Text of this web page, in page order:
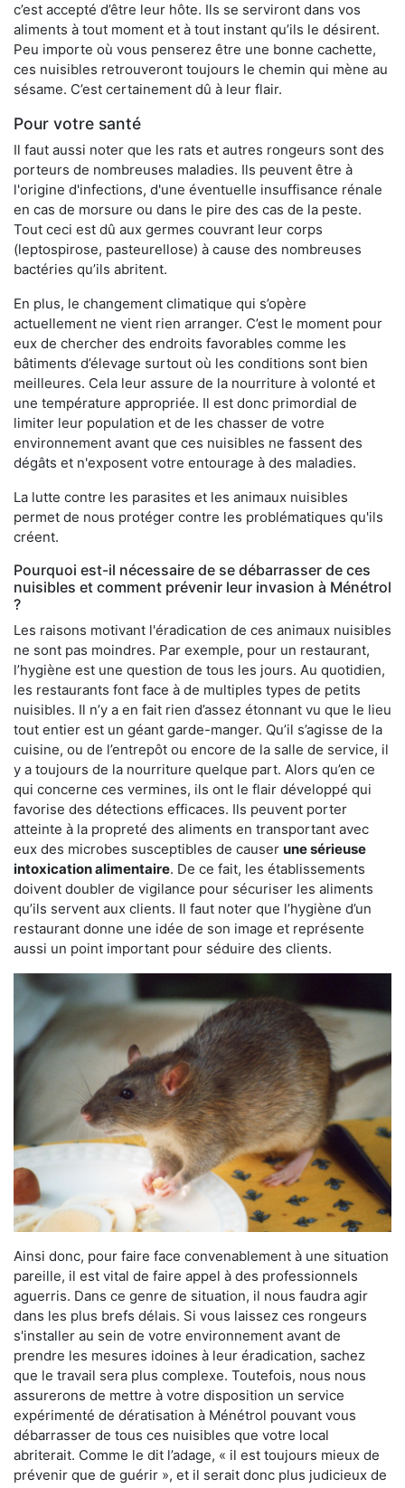
c’est accepté d’être leur hôte. Ils se serviront dans vos
aliments à tout moment et à tout instant qu’ils le désirent.
Peu importe où vous penserez être une bonne cachette,
ces nuisibles retrouveront toujours le chemin qui mène au
sésame. C’est certainement dû à leur flair.
Pour votre santé
Il faut aussi noter que les rats et autres rongeurs sont des
porteurs de nombreuses maladies. Ils peuvent être à
l'origine d'infections, d'une éventuelle insuffisance rénale
en cas de morsure ou dans le pire des cas de la peste.
Tout ceci est dû aux germes couvrant leur corps
(leptospirose, pasteurellose) à cause des nombreuses
bactéries qu’ils abritent.
En plus, le changement climatique qui s’opère
actuellement ne vient rien arranger. C’est le moment pour
eux de chercher des endroits favorables comme les
bâtiments d’élevage surtout où les conditions sont bien
meilleures. Cela leur assure de la nourriture à volonté et
une température appropriée. Il est donc primordial de
limiter leur population et de les chasser de votre
environnement avant que ces nuisibles ne fassent des
dégâts et n'exposent votre entourage à des maladies.
La lutte contre les parasites et les animaux nuisibles
permet de nous protéger contre les problématiques qu'ils
créent.
Pourquoi est-il nécessaire de se débarrasser de ces
nuisibles et comment prévenir leur invasion à Ménétrol
?
Les raisons motivant l'éradication de ces animaux nuisibles
ne sont pas moindres. Par exemple, pour un restaurant,
l’hygiène est une question de tous les jours. Au quotidien,
les restaurants font face à de multiples types de petits
nuisibles. Il n’y a en fait rien d’assez étonnant vu que le lieu
tout entier est un géant garde-manger. Qu’il s’agisse de la
cuisine, ou de l’entrepôt ou encore de la salle de service, il
y a toujours de la nourriture quelque part. Alors qu’en ce
qui concerne ces vermines, ils ont le flair développé qui
favorise des détections efficaces. Ils peuvent porter
atteinte à la propreté des aliments en transportant avec
eux des microbes susceptibles de causer une sérieuse
intoxication alimentaire. De ce fait, les établissements
doivent doubler de vigilance pour sécuriser les aliments
qu’ils servent aux clients. Il faut noter que l’hygiène d’un
restaurant donne une idée de son image et représente
aussi un point important pour séduire des clients.
Ainsi donc, pour faire face convenablement à une situation
pareille, il est vital de faire appel à des professionnels
aguerris. Dans ce genre de situation, il nous faudra agir
dans les plus brefs délais. Si vous laissez ces rongeurs
s'installer au sein de votre environnement avant de
prendre les mesures idoines à leur éradication, sachez
que le travail sera plus complexe. Toutefois, nous nous
assurerons de mettre à votre disposition un service
expérimenté de dératisation à Ménétrol pouvant vous
débarrasser de tous ces nuisibles que votre local
abriterait. Comme le dit l’adage, « il est toujours mieux de
prévenir que de guérir », et il serait donc plus judicieux de